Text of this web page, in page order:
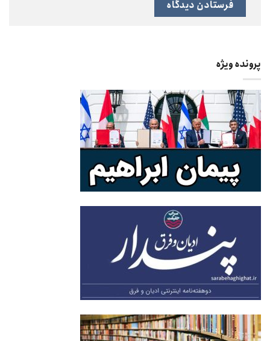
پرونده ویژه